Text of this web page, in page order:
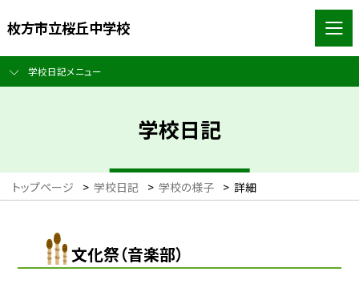
枚方市立桜丘中学校
学校日記メニュー
学校日記
トップページ > 学校日記 > 学校の様子 > 詳細
文化祭（音楽部）